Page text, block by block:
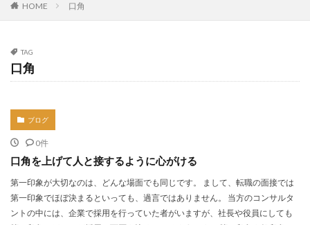
HOME 口角
TAG
口角
ブログ
0件
口角を上げて人と接するように心がける
第一印象が大切なのは、どんな場面でも同じです。 まして、転職の面接では
第一印象でほぼ決まるといっても、過言ではありません。 当方のコンサルタ
ントの中には、企業で採用を行っていた者がいますが、社長や役員にしても